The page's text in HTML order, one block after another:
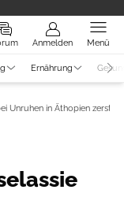
Anmelden Menü
Ernährung
Unruhen in Äthopien zerstört